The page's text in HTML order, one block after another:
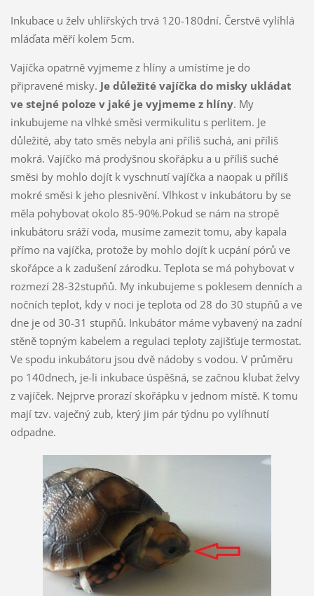
Inkubace u želv uhlířských trvá 120-180dní. Čerstvě vylíhlá
mláďata měří kolem 5cm.
Vajíčka opatrně vyjmeme z hlíny a umístíme je do
připravené misky. Je důležité vajíčka do misky ukládat
ve stejné poloze v jaké je vyjmeme z hlíny. My
inkubujeme na vlhké směsi vermikulitu s perlitem. Je
důležité, aby tato směs nebyla ani příliš suchá, ani příliš
mokrá. Vajíčko má prodyšnou skořápku a u příliš suché
směsi by mohlo dojít k vyschnutí vajíčka a naopak u příliš
mokré směsi k jeho plesnivění. Vlhkost v inkubátoru by se
měla pohybovat okolo 85-90%.Pokud se nám na stropě
inkubátoru sráží voda, musíme zamezit tomu, aby kapala
přímo na vajíčka, protože by mohlo dojít k ucpání pórů ve
skořápce a k zadušení zárodku. Teplota se má pohybovat v
rozmezí 28-32stupňů. My inkubujeme s poklesem denních a
nočních teplot, kdy v noci je teplota od 28 do 30 stupňů a ve
dne je od 30-31 stupňů. Inkubátor máme vybavený na zadní
stěně topným kabelem a regulaci teploty zajišťuje termostat.
Ve spodu inkubátoru jsou dvě nádoby s vodou. V průměru
po 140dnech, je-li inkubace úspěšná, se začnou klubat želvy
z vajíček. Nejprve prorazí skořápku v jednom místě. K tomu
mají tzv. vaječný zub, který jim pár týdnu po vylíhnutí
odpadne.